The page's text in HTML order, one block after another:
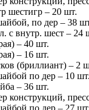
шестигр – 20 шт.
по дер – 38
с внутр. шест – 24
– 40 шт.
– 16 шт.
(бриллиант) – 2
по дер – 10 шт.
– 36 шт.
конструкций,
по дер – 27 шт.